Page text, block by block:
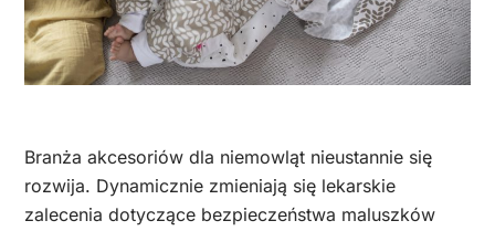
Branża akcesoriów dla niemowląt nieustannie się
rozwija. Dynamicznie zmieniają się lekarskie
zalecenia dotyczące bezpieczeństwa maluszków